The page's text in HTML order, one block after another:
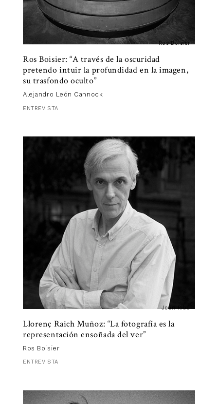
Ros Boisier
Ros Boisier: “A través de la oscuridad
pretendo intuir la profundidad en la imagen,
su trasfondo oculto”
Alejandro León Cannock
ENTREVISTA
Joan Ribó
Llorenç Raich Muñoz: “La fotografía es la
representación ensoñada del ver”
Ros Boisier
ENTREVISTA